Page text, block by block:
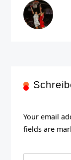
Your email
fields are